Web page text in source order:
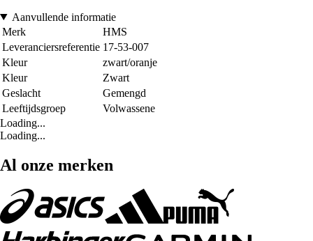
Aanvullende informatie
Merk
HMS
Leveranciersreferentie 17-53-007
Kleur
zwart/oranje
Kleur
Zwart
Geslacht
Gemengd
Leeftijdsgroep
Volwassene
Loading...
Loading...
Al onze merken